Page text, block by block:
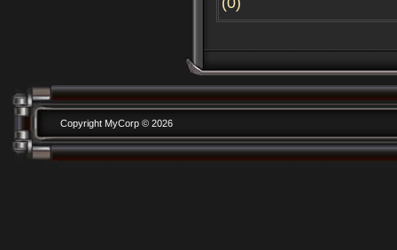
Copyright MyCorp © 2026